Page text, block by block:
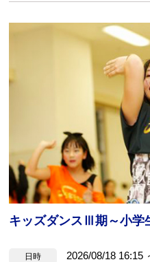
キッズダンスⅢ期～小学
日時 2026/08/18 16:15